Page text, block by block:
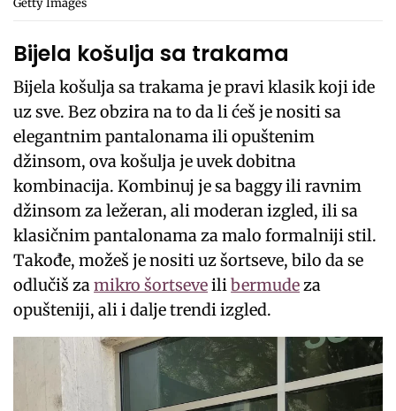
Getty Images
Bijela košulja sa trakama
Bijela košulja sa trakama je pravi klasik koji ide
uz sve. Bez obzira na to da li ćeš je nositi sa
elegantnim pantalonama ili opuštenim
džinsom, ova košulja je uvek dobitna
kombinacija. Kombinuj je sa baggy ili ravnim
džinsom za ležeran, ali moderan izgled, ili sa
klasičnim pantalonama za malo formalniji stil.
Takođe, možeš je nositi uz šortseve, bilo da se
odlučiš zamikro šortseveilibermudeza
opušteniji, ali i dalje trendi izgled.